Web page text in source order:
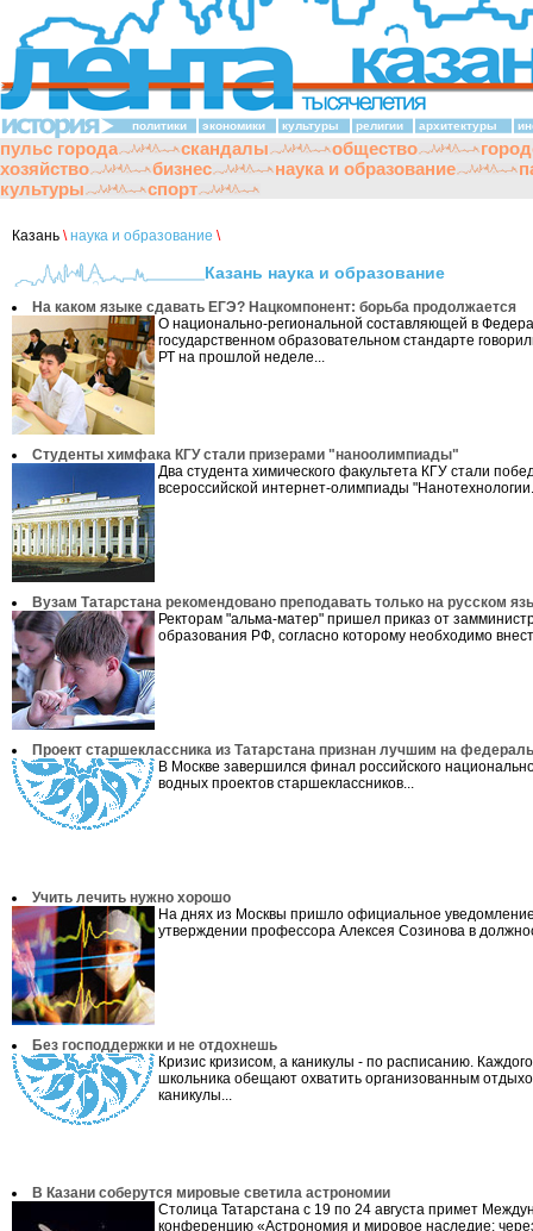
политики экономики культуры религии архитектуры
пульс города скандалы общество
хозяйство
бизнес наука и образование
культуры
спорт
Казань \ наука и образование \
Казань наука и образование
На каком языке сдавать ЕГЭ? Нацкомпонент: борьба продолжается
О национально-региональной составляющей в
государственном образовательном стандарте
РТ на прошлой неделе...
Студенты химфака КГУ стали призерами "наноолимпиады"
Два студента химического факультета КГУ стали
всероссийской интернет-олимпиады
Вузам Татарстана рекомендовано преподавать только на русском
Ректорам "альма-матер" пришел приказ от
образования РФ, согласно которому необходимо
Проект старшеклассника из Татарстана признан лучшим на
В Москве завершился финал российского
водных проектов старшеклассников...
Учить лечить нужно хорошо
На днях из Москвы пришло официальное
утверждении профессора Алексея Созинова в
Без господдержки и не отдохнешь
Кризис кризисом, а каникулы - по расписанию.
школьника обещают охватить организованным
каникулы...
В Казани соберутся мировые светила астрономии
Столица Татарстана с 19 по 24 августа примет
конференцию «Астрономия и мировое наследие: